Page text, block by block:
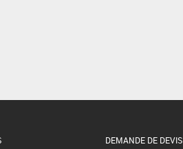
DEMANDE DE DEVIS